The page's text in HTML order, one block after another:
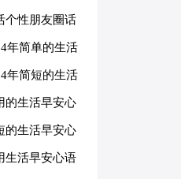
心语微信锦集
个性朋友圈话
句
年简单的生活
心语QQ64条
年简短的生活
心语微信锦集
的生活早安心
句
的生活早安心
友圈40条
生活早安心语